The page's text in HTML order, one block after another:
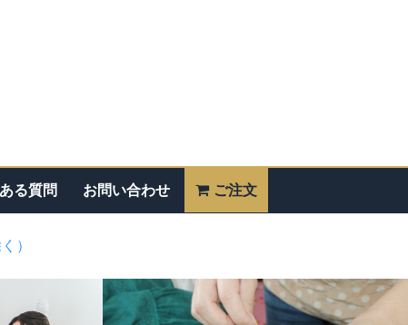
る質問 お問い合わせ ご注文
）